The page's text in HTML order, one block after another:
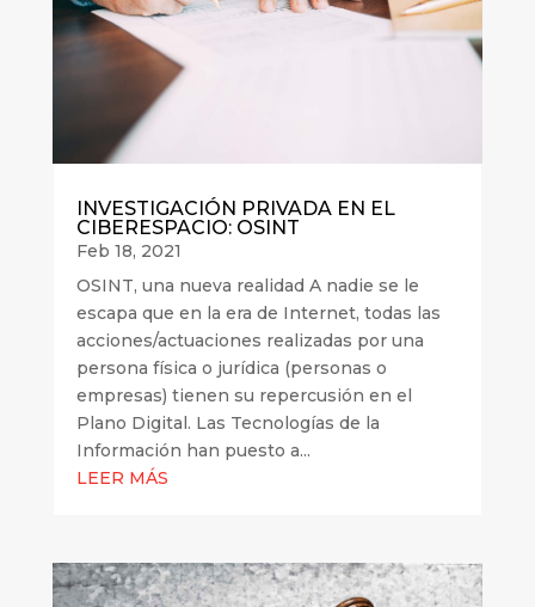
INVESTIGACIÓN PRIVADA EN EL
CIBERESPACIO: OSINT
Feb 18, 2021
OSINT, una nueva realidad A nadie se le
escapa que en la era de Internet, todas las
acciones/actuaciones realizadas por una
persona física o jurídica (personas o
empresas) tienen su repercusión en el
Plano Digital. Las Tecnologías de la
Información han puesto a...
LEER MÁS